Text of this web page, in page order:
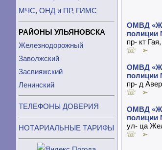
МЧС, ОНД и ПР, ГИМС
РАЙОНЫ УЛЬЯНОВСКА
Железнодорожный
Заволжский
Засвияжский
Ленинский
ТЕЛЕФОНЫ ДОВЕРИЯ
НОТАРИАЛЬНЫЕ ТАРИФЫ
ОМВД
полиции
пр- кт
☏ ➢
ОМВД
полиции
пр- д
☏ ➢
ОМВД
полиции
ул- ца
☏ ➢